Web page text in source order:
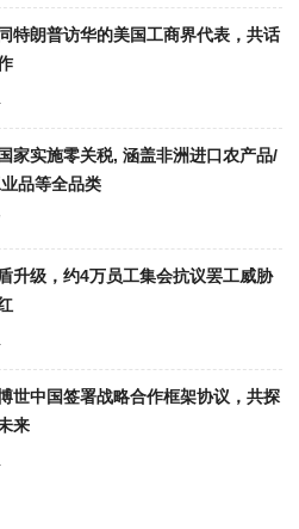
特朗普访华的美国工商界代表，共话
家实施零关税, 涵盖非洲进口农产品/
品等全品类
升级，约4万员工集会抗议罢工威胁
世中国签署战略合作框架协议，共探
来